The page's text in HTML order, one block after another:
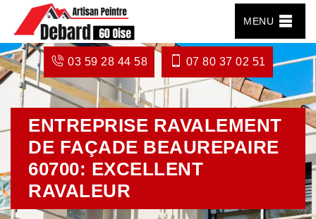
MENU
03 59 28 44 58 07 80 37 02 51
ENTREPRISE RAVALEMENT
DE FAÇADE BEAUREPAIRE
60700: EXCELLENT
RAVALEUR